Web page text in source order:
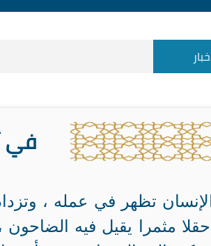
في
تظهر في عمله ،
مثمرا يقيل فيه الضاحون